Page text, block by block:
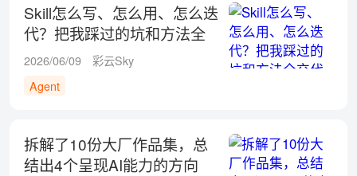
Skill怎么写、怎么用、怎么迭
代？把我踩过的坑和方法全
交代了！
2026/06/09
彩云Sky
Agent
拆解了10份大厂作品集，总
结出4个呈现AI能力的方向